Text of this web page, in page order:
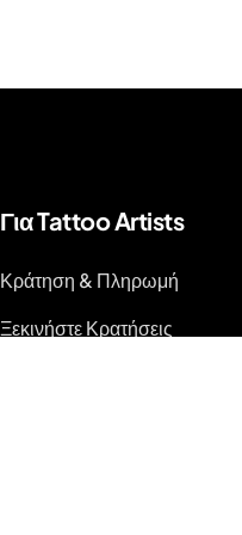
Για Tattoo Artists
Κράτηση & Πληρωμή
Ξεκινήστε Κρατήσεις